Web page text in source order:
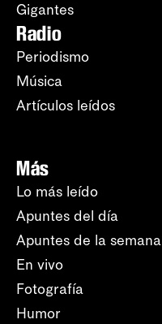
Gigantes
Radio
Periodismo
Música
Artículos leídos
Más
Lo más leído
Apuntes del día
Apuntes de la semana
En vivo
Fotografía
Humor